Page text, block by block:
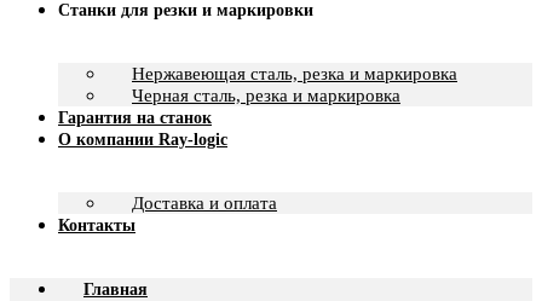
Станки для резки и маркировки
Нержавеющая сталь, резка и маркировка
Черная сталь, резка и маркировка
Гарантия на станок
О компании Ray-logic
Доставка и оплата
Контакты
Главная